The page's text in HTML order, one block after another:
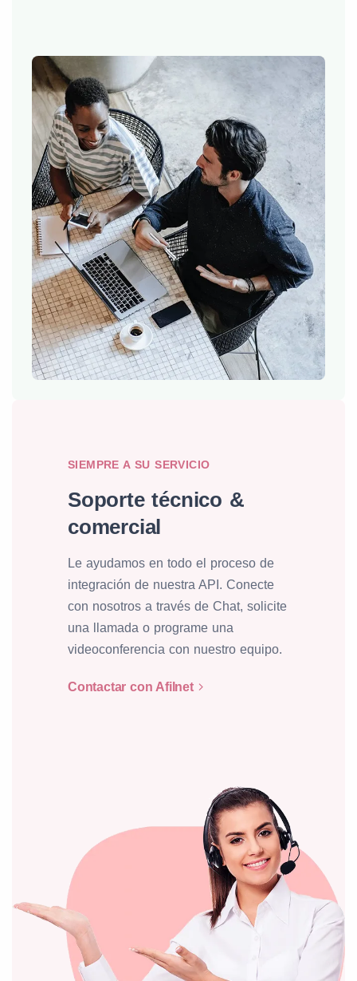
SIEMPRE A SU SERVICIO
Soporte técnico &
comercial
Le ayudamos en todo el proceso de
integración de nuestra API. Conecte
con nosotros a través de Chat, solicite
una llamada o programe una
videoconferencia con nuestro equipo.
Contactar con Afilnet